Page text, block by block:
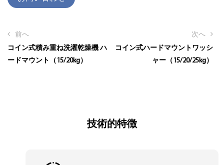
前へ
コイン式積み重ね洗濯乾燥機 ハ
ードマウント（15/20kg）
次へ
コイン式ハードマウントワッシ
ャー（15/20/25kg）
技術的特徴